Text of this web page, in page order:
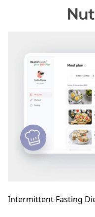
Intermittent Fasting